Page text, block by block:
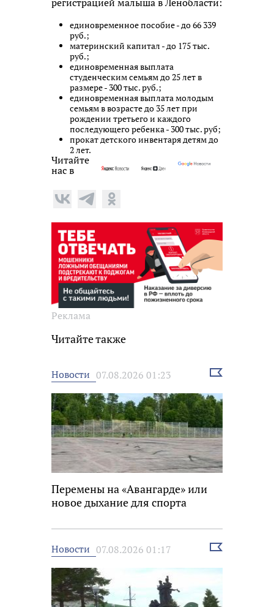
единовременное пособие - до 66 339
руб.;
материнский капитал - до 175 тыс.
руб.;
единовременная выплата
студенческим семьям до 25 лет в
размере - 300 тыс. руб.;
единовременная выплата молодым
семьям в возрасте до 35 лет при
рождении третьего и каждого
последующего ребенка - 300 тыс. руб;
прокат детского инвентаря детям до
2 лет.
Читайте
нас в
Реклама
Читайте также
Новости 07.08.2026 01:23
Выбрать
Перемены на «Авангарде» или
новое дыхание для спорта
Новости 07.08.2026 01:17
Выбрать